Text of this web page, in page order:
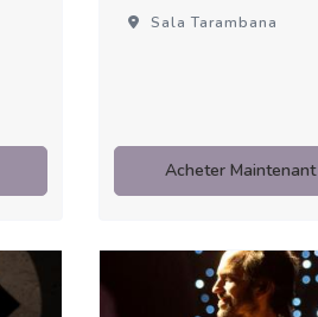
Sala Tarambana
Acheter Maintenant